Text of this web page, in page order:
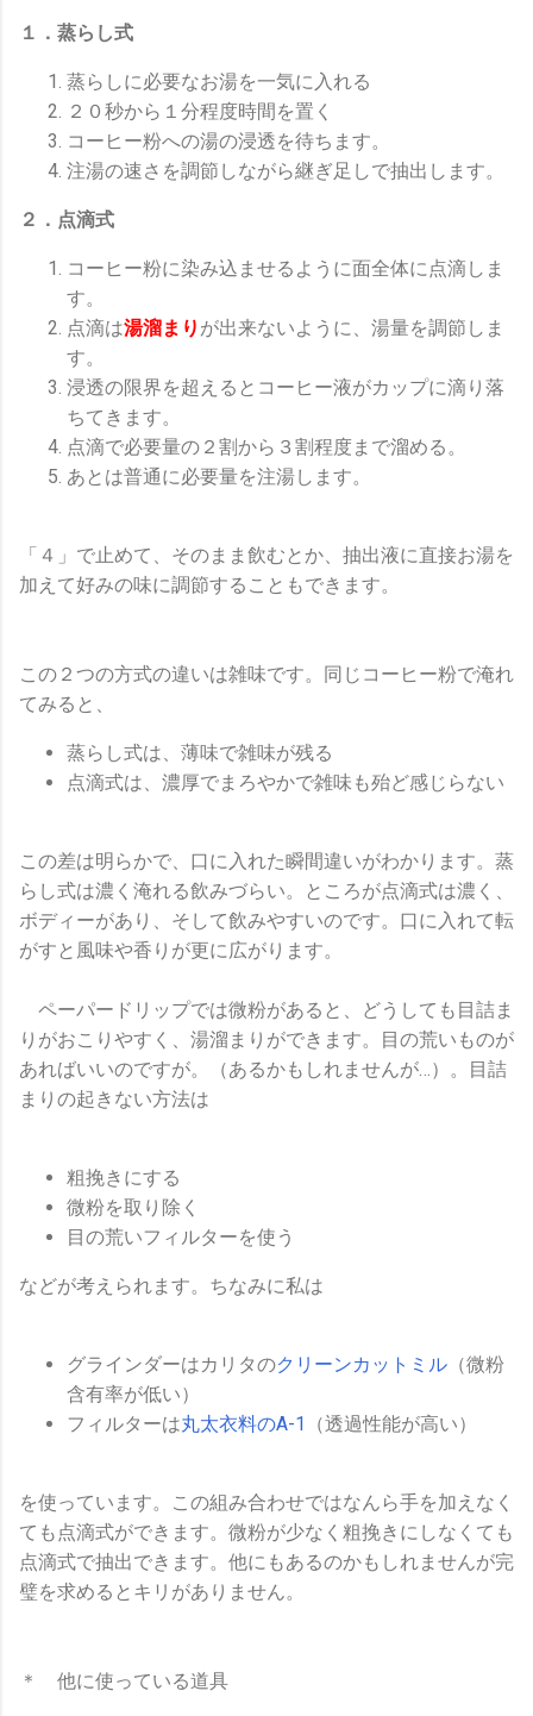
１．蒸らし式
蒸らしに必要なお湯を一気に入れる
２０秒から１分程度時間を置く
コーヒー粉への湯の浸透を待ちます。
注湯の速さを調節しながら継ぎ足しで抽出します。
２．点滴式
コーヒー粉に染み込ませるように面全体に点滴しま
す。
点滴は湯溜まり が出来ないように、湯量を調節しま
す。
浸透の限界を超えるとコーヒー液がカップに滴り落
ちてきます。
点滴で必要量の２割から３割程度まで溜める。
あとは普通に必要量を注湯します。
「４」で止めて、そのまま飲むとか、抽出液に直接お湯を
加えて好みの味に調節することもできます。
この２つの方式の違いは雑味です。同じコーヒー粉で淹れ
てみると、
蒸らし式は、薄味で雑味が残る
点滴式は、濃厚でまろやかで雑味も殆ど感じらない
この差は明らかで、口に入れた瞬間違いがわかります。蒸
らし式は濃く淹れる飲みづらい。ところが点滴式は濃く、
ボディーがあり、そして飲みやすいのです。口に入れて転
がすと風味や香りが更に広がります。
ペーパードリップでは微粉があると、どうしても目詰ま
りがおこりやすく、湯溜まりができます。目の荒いものが
あればいいのですが。（あるかもしれませんが…）。目詰
まりの起きない方法は
粗挽きにする
微粉を取り除く
目の荒いフィルターを使う
などが考えられます。ちなみに私は
グラインダーはカリタのクリーンカットミル （微粉
含有率が低い）
フィルターは丸太衣料のA-1 （透過性能が高い）
を使っています。この組み合わせではなんら手を加えなく
ても点滴式ができます。微粉が少なく粗挽きにしなくても
点滴式で抽出できます。他にもあるのかもしれませんが完
璧を求めるとキリがありません。
＊ 他に使っている道具